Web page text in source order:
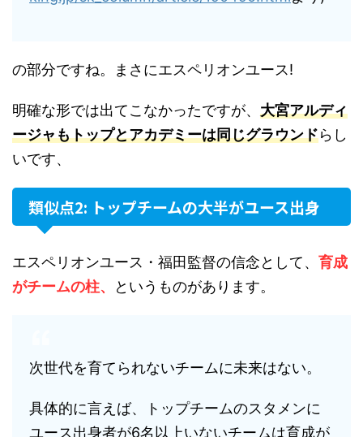
の部分ですね。まさにエスペリオンユース!
明確な形では出てこなかったですが、 大宮アルディ
ージャもトップとアカデミーは同じグラウンドらし
いです、
類似点2: トップチームの大半がユース出身
エスペリオンユース・福田監督の信念として、 育成
がチームの柱、
というものがあります。
次世代を育てられないチームに未来はない。
具体的に言えば、トップチームのスタメンに
ユース出身者が6名以上いないチームは育成が